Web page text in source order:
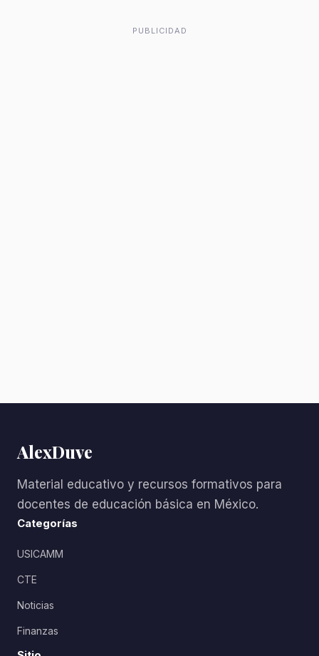
PUBLICIDAD
AlexDuve
Material educativo y recursos formativos para
docentes de educación básica en México.
Categorías
USICAMM
CTE
Noticias
Finanzas